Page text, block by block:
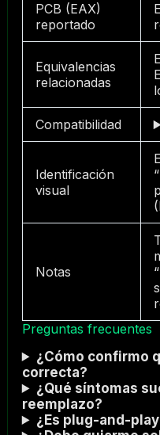
PCB (EAX)
reportado
Equivalencias
relacionadas
Compatibilidad
Identificación
visual
Notas
Preguntas frecuentes
¿Cómo confirmo
correcta?
¿Qué síntomas
reemplazo?
¿Es plug-and-